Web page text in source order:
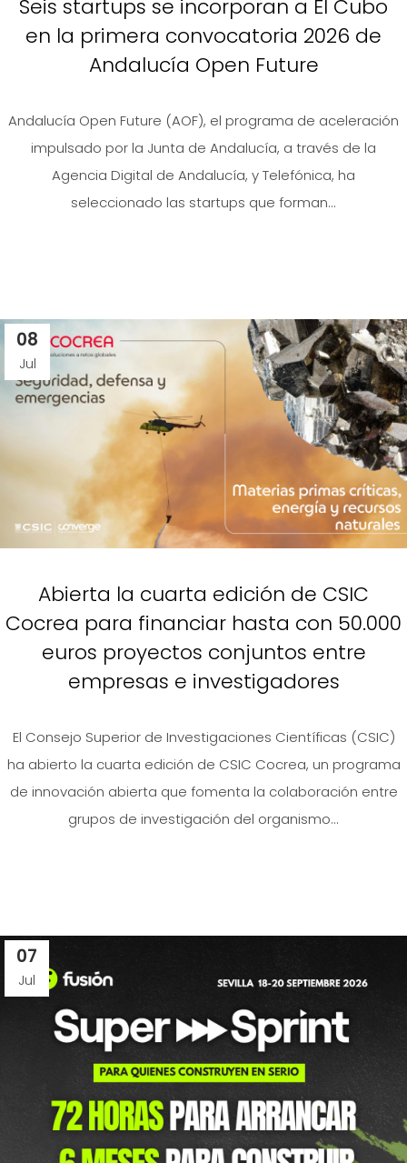
Seis startups se incorporan a El Cubo
en la primera convocatoria 2026 de
Andalucía Open Future
Andalucía Open Future (AOF), el programa de aceleración
impulsado por la Junta de Andalucía, a través de la
Agencia Digital de Andalucía, y Telefónica, ha
seleccionado las startups que forman...
08
Jul
Abierta la cuarta edición de CSIC
Cocrea para financiar hasta con 50.000
euros proyectos conjuntos entre
empresas e investigadores
El Consejo Superior de Investigaciones Científicas (CSIC)
ha abierto la cuarta edición de CSIC Cocrea, un programa
de innovación abierta que fomenta la colaboración entre
grupos de investigación del organismo...
07
Jul